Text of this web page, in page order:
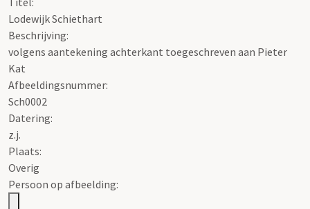
Lodewijk Schiethart
Beschrijving:
volgens aantekening achterkant toegeschreven aan Pieter
Kat
Afbeeldingsnummer:
Sch0002
Datering:
z.j.
Plaats:
Overig
Persoon op afbeelding: